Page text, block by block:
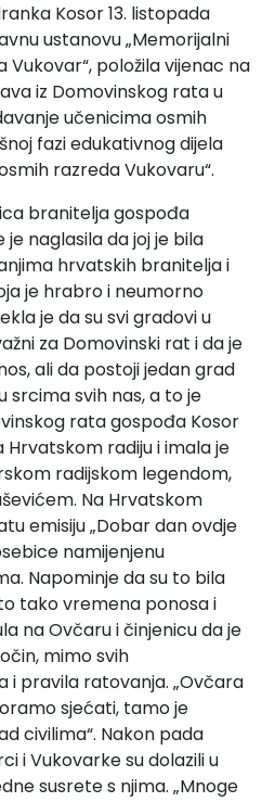
Kosor 13. listopada
ustanovu „Memorijalni
položila vijenac na
iz Domovinskog rata u
učenicima osmih
fazi edukativnog dijela
razreda Vukovaru“.
branitelja gospođa
naglasila da joj je bila
hrvatskih branitelja i
je hrabro i neumorno
je da su svi gradovi u
za Domovinski rat i da je
ali da postoji jedan grad
srcima svih nas, a to je
rata gospođa Kosor
radiju i imala je
radijskom legendom,
Na Hrvatskom
emisiju „Dobar dan ovdje
namijenjenu
Napominje da su to bila
tako vremena ponosa i
na Ovčaru i činjenicu da je
mimo svih
i pravila ratovanja. „Ovčara
sjećati, tamo je
civilima“. Nakon pada
i Vukovarke su dolazili u
susrete s njima. „Mnoge